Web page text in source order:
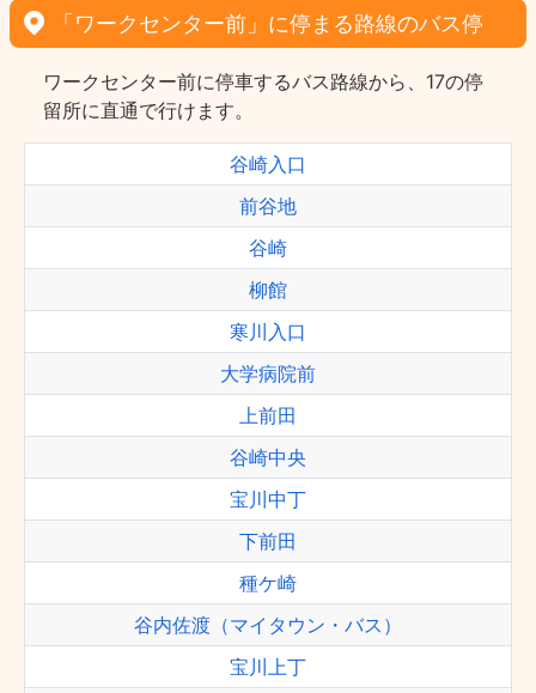
「ワークセンター前」に停まる路線のバス停
ワークセンター前に停車するバス路線から、17の停
留所に直通で行けます。
谷崎入口
前谷地
谷崎
柳館
寒川入口
大学病院前
上前田
谷崎中央
宝川中丁
下前田
種ケ崎
谷内佐渡（マイタウン・バス）
宝川上丁